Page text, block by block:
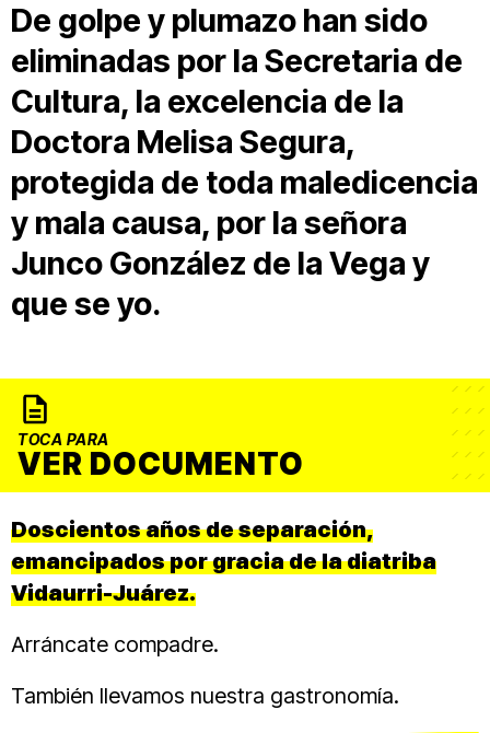
De golpe y plumazo han sido
eliminadas por la Secretaria de
Cultura, la excelencia de la
Doctora Melisa Segura,
protegida de toda maledicencia
y mala causa, por la señora
Junco González de la Vega y
que se yo.
TOCA PARA
VER DOCUMENTO
Doscientos años de separación,
emancipados por gracia de la diatriba
Vidaurri-Juárez.
Arráncate compadre.
También llevamos nuestra gastronomía.